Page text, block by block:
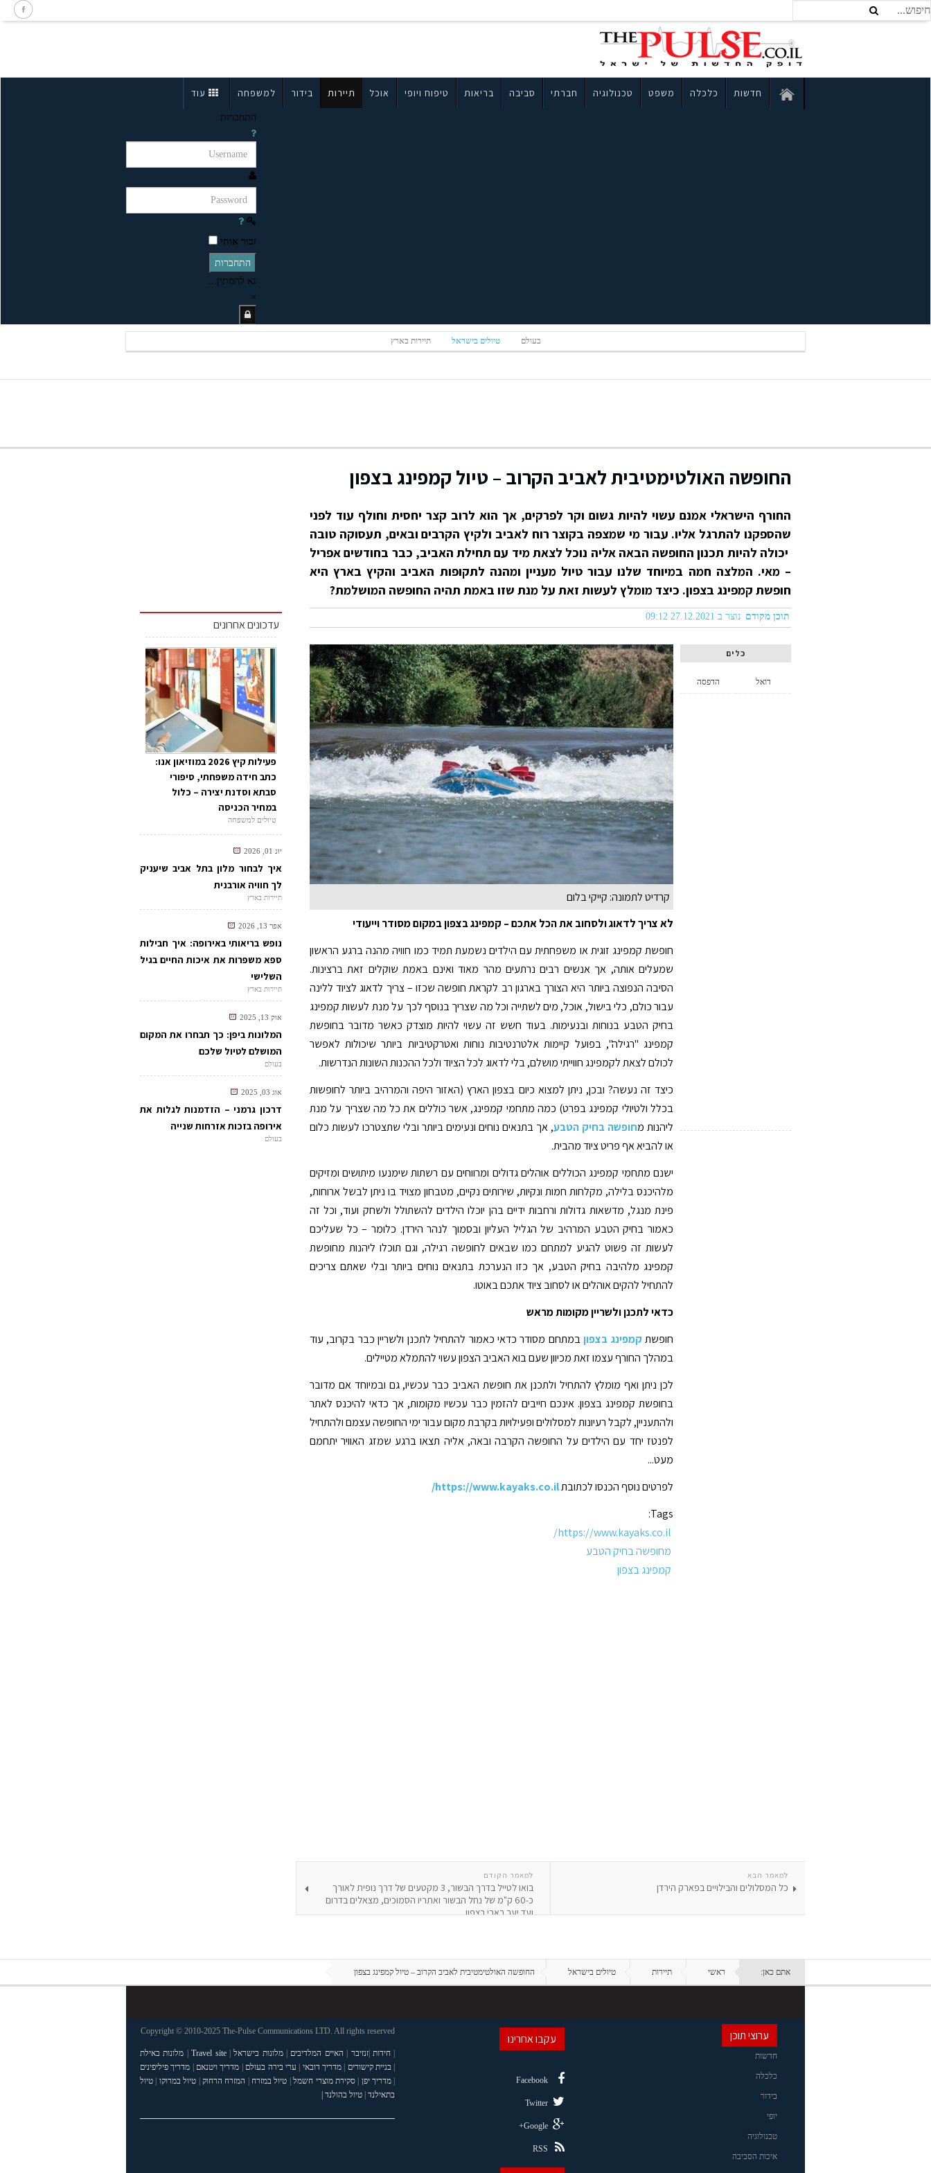
חדשות כלכלה משפט טכנולוגיה חברתי סביבה בריאות טיפוח ויופי אוכל תיירות בידור למשפחה עוד
התחברות
זכור אותי
התחברות
נא להמתין...
×
בעולם טיולים בישראל תיירות בארץ
החופשה האולטימטיבית לאביב הקרוב – טיול קמפינג בצפון
החורף הישראלי אמנם עשוי להיות גשום וקר לפרקים, אך הוא לרוב קצר יחסית וחולף עוד לפני
שהספקנו להתרגל אליו. עבור מי שמצפה בקוצר רוח לאביב ולקיץ הקרבים ובאים, תעסוקה טובה
יכולה להיות תכנון החופשה הבאה אליה נוכל לצאת מיד עם תחילת האביב, כבר בחודשים אפריל
– מאי. המלצה חמה במיוחד שלנו עבור טיול מעניין ומהנה לתקופות האביב והקיץ בארץ היא
חופשת קמפינג בצפון. כיצד מומלץ לעשות זאת על מנת שזו באמת תהיה החופשה המושלמת?
תוכן מקודם נוצר ב 27.12.2021 09:12
כלים
הדפסה דואל
קרדיט לתמונה: קייקי בלום
לא צריך לדאוג ולסחוב את הכל אתכם – קמפינג בצפון במקום מסודר וייעודי
חופשת קמפינג זוגית או משפחתית עם הילדים נשמעת תמיד כמו חוויה מהנה ברגע הראשון
שמעלים אותה, אך אנשים רבים נרתעים מהר מאוד ואינם באמת שוקלים זאת ברצינות.
הסיבה הנפוצה ביותר היא הצורך בארגון רב לקראת חופשה שכזו – צריך לדאוג לציוד ללינה
עבור כולם, כלי בישול, אוכל, מים לשתייה וכל מה שצריך בנוסף לכך על מנת לעשות קמפינג
בחיק הטבע בנוחות ובנעימות. בעוד חשש זה עשוי להיות מוצדק כאשר מדובר בחופשת
קמפינג "רגילה", בפועל קיימות אלטרנטיבות נוחות ואטרקטיביות ביותר שיכולות לאפשר
לכולם לצאת לקמפינג חווייתי מושלם, בלי לדאוג לכל הציוד ולכל ההכנות השונות הנדרשות.
כיצד זה נעשה? ובכן, ניתן למצוא כיום בצפון הארץ (האזור היפה והמרהיב ביותר לחופשות
בכלל ולטיולי קמפינג בפרט) כמה מתחמי קמפינג, אשר כוללים את כל מה שצריך על מנת
ליהנות מחופשה בחיק הטבע, אך בתנאים נוחים ונעימים ביותר ובלי שתצטרכו לעשות כלום
או להביא אף פריט ציוד מהבית.
ישנם מתחמי קמפינג הכוללים אוהלים גדולים ומרווחים עם רשתות שימנעו מיתושים ומזיקים
מלהיכנס בלילה, מקלחות חמות ונקיות, שירותים נקיים, מטבחון מצויד בו ניתן לבשל ארוחות,
פינת מנגל, מדשאות גדולות ורחבות ידיים בהן יוכלו הילדים להשתולל ולשחק ועוד, וכל זה
כאמור בחיק הטבע המרהיב של הגליל העליון ובסמוך לנהר הירדן. כלומר – כל שעליכם
לעשות זה פשוט להגיע למתחם כמו שבאים לחופשה רגילה, וגם תוכלו ליהנות מחופשת
קמפינג מלהיבה בחיק הטבע, אך כזו הנערכת בתנאים נוחים ביותר ובלי שאתם צריכים
להתחיל להקים אוהלים או לסחוב ציוד אתכם באוטו.
כדאי לתכנן ולשריין מקומות מראש
חופשת קמפינג בצפוןבמתחם מסודר כדאי כאמור להתחיל לתכנן ולשריין כבר בקרוב, עוד
במהלך החורף עצמו זאת מכיוון שעם בוא האביב הצפון עשוי להתמלא מטיילים.
לכן ניתן ואף מומלץ להתחיל ולתכנן את חופשת האביב כבר עכשיו, גם ובמיוחד אם מדובר
בחופשת קמפינג בצפון. אינכם חייבים להזמין כבר עכשיו מקומות, אך כדאי להיכנס לאתר
ולהתעניין, לקבל רעיונות למסלולים ופעילויות בקרבת מקום עבור ימי החופשה עצמם ולהתחיל
לפנטז יחד עם הילדים על החופשה הקרבה ובאה, אליה תצאו ברגע שמזג האוויר יתחמם
מעט...
לפרטים נוסף הכנסו לכתובתhttps://www.kayaks.co.il/
Tags:
https://www.kayaks.co.il/
מחופשה בחיק הטבע
קמפינג בצפון
למאמר הקודם
בואו לטייל בדרך הבשור, 3 מקטעים של דרך נופית לאורך
כ-60 ק"מ של נחל הבשור ואתריו הסמוכים, מצאלים בדרום
ועד יער בארי בצפון
למאמר הבא
כל המסלולים והבילויים בפארק הירדן
עדכונים אחרונים
פעילות קיץ 2026 במוזיאון אנו:
כתב חידה משפחתי, סיפורי
סבתא וסדנת יצירה – כלול
במחיר הכניסה
טיולים למשפחה
יונ 01, 2026
איך לבחור מלון בתל אביב שיעניק
לך חוויה אורבנית
תיירות בארץ
אפר 13, 2026
נופש בריאותי באירופה: איך חבילות
ספא משפרות את איכות החיים בגיל
השלישי
תיירות בארץ
אוק 13, 2025
המלונות ביפן: כך תבחרו את המקום
המושלם לטיול שלכם
בעולם
אוג 03, 2025
דרכון גרמני – הזדמנות לגלות את
אירופה בזכות אזרחות שנייה
בעולם
אתם כאן: ראשי תיירות טיולים בישראל החופשה האולטימטיבית לאביב הקרוב – טיול קמפינג בצפון
ערוצי תוכן
חדשות
כלכלה
בידור
יופי
טכנולוגיה
איכות הסביבה
עקבו אחרינו
Facebook
Twitter
Google+
RSS
Copyright © 2010-2025 The-Pulse Communications LTD. All rights reserved
חידות|זנזיבר האיים המלדיבים |מלונות בישראל|
Travel site
| מלונות באילת
בניית קישורים |מדריך דובאי ערי בירה בעולם מדריך ויטנאם
מדריך פיליפינים
מדריך יפן |סקירת מוצרי חשמל| טיול במזרח המזרח הרחוק טיול במרוקו
טיול
בתאילנד| טיול בהולנד |